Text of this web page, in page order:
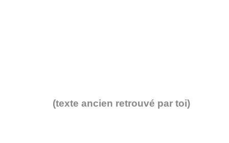
(texte ancien retrouvé par toi)